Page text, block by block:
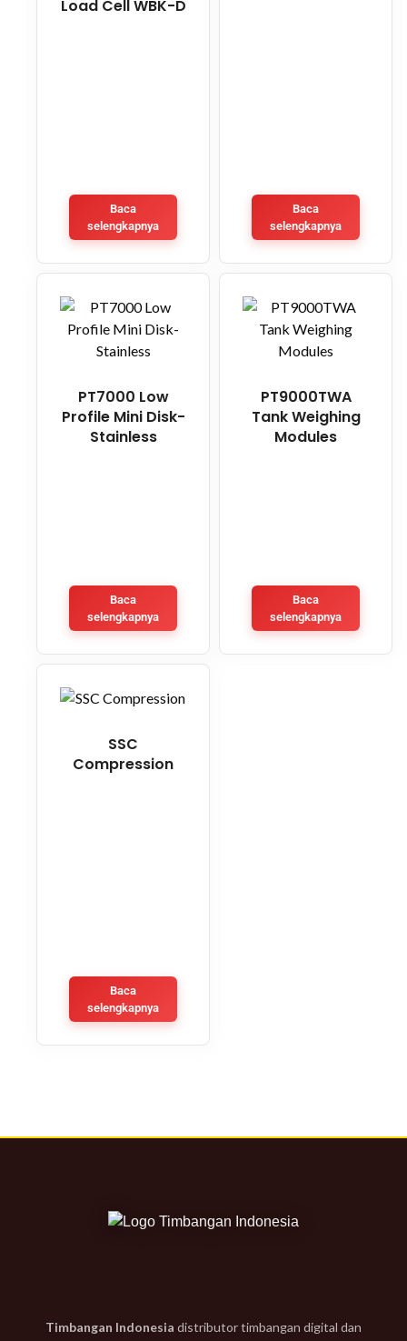
Load Cell WBK-D
Baca
selengkapnya
Baca
selengkapnya
PT7000 Low
Profile Mini Disk-
Stainless
Baca
selengkapnya
PT9000TWA
Tank Weighing
Modules
Baca
selengkapnya
SSC
Compression
Baca
selengkapnya
Timbangan Indonesia distributor timbangan digital dan